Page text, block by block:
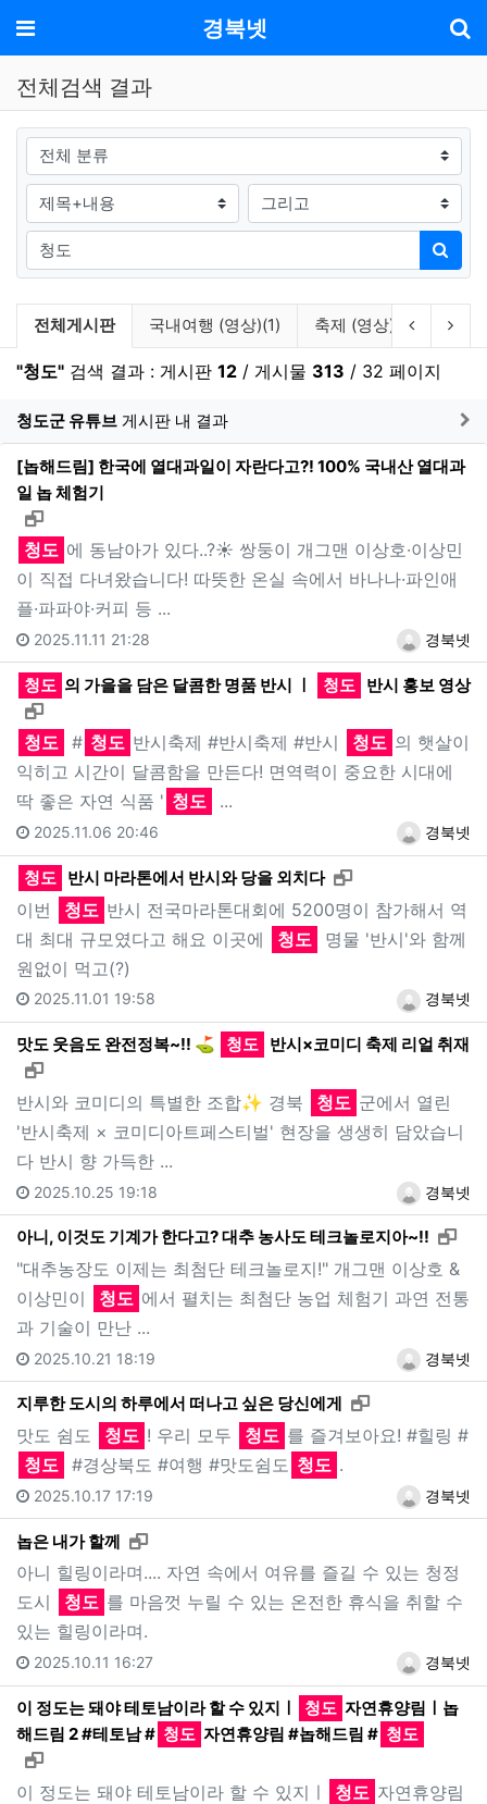
메뉴 경북넷
전체검색 결과
그룹
검색조건 검색방법
검색어
검색
검색 게시판 목록
전체게시판 국내여행 (영상)(1) 축제 (영상)(2) 축제
이전 게시
다
"청도" 검색 결과 : 게시판 12 / 게시물 313 / 32 페이지
청도군 유튜브 게시판 내 결과
[놉해드림] 한국에 열대과일이 자란다고?! 100% 국내산 열대과
일 놉 체험기
새창으로 보기
청도 에 동남아가 있다..?☀️ 쌍둥이 개그맨 이상호·이상민
이 직접 다녀왔습니다! 따뜻한 온실 속에서 바나나·파인애
플·파파야·커피 등 ...
경북넷
2025.11.11 21:28
청도 의 가을을 담은 달콤한 명품 반시 ㅣ 청도
반시 홍보 영상
새창으로 보기
청도 # 청도 반시축제 #반시축제 #반시 청도 의 햇살이
익히고 시간이 달콤함을 만든다! 면역력이 중요한 시대에
딱 좋은 자연 식품 ' 청도 ...
경북넷
2025.11.06 20:46
청도 반시 마라톤에서 반시와 당을 외치다 새창으로 보기
이번 청도 반시 전국마라톤대회에 5200명이 참가해서 역
대 최대 규모였다고 해요 이곳에
청도
명물 '반시'와 함께
원없이 먹고(?)
경북넷
2025.11.01 19:58
맛도 웃음도 완전정복~!! ⛳️ 청도 반시×코미디 축제 리얼 취재
새창으로 보기
반시와 코미디의 특별한 조합✨ 경북 청도 군에서 열린
'반시축제 × 코미디아트페스티벌' 현장을 생생히 담았습니
다 반시 향 가득한 ...
경북넷
2025.10.25 19:18
아니, 이것도 기계가 한다고? 대추 농사도 테크놀로지아~!! 새
"대추농장도 이제는 최첨단 테크놀로지!" 개그맨 이상호 &
이상민이
청도 에서 펼치는 최첨단 농업 체험기 과연 전통
과 기술이 만난 ...
경북넷
2025.10.21 18:19
지루한 도시의 하루에서 떠나고 싶은 당신에게 새창으로 보기
맛도 쉼도 청도 ! 우리 모두 청도 를 즐겨보아요! #힐링 #
청도 #경상북도 #여행 #맛도쉼도 청도 .
경북넷
2025.10.17 17:19
놉은 내가 할께 새창으로 보기
아니 힐링이라며.... 자연 속에서 여유를 즐길 수 있는 청정
도시
청도 를 마음껏 누릴 수 있는 온전한 휴식을 취할 수
있는 힐링이라며.
경북넷
2025.10.11 16:27
이 정도는 돼야 테토남이라 할 수 있지ㅣ 청도 자연휴양림ㅣ놉
해드림 2 #테토남 # 청도 자연휴양림 #놉해드림 # 청도
새창으로 보기
이 정도는 돼야 테토남이라 할 수 있지ㅣ 청도 자연휴양림